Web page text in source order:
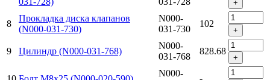
+
8
Прокладка диска клапанов
(N000-031-730)
N000-
031-730
102
+
9 Цилиндр (N000-031-768)
N000-
031-768
828.68
+
N000-